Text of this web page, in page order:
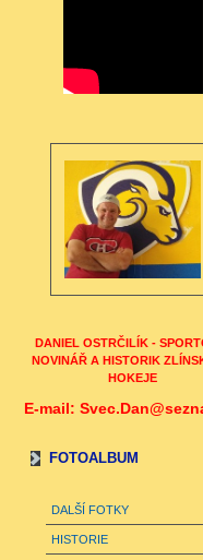
DANIEL OSTRČILÍK -
NOVINÁŘ A HISTORIK
HOKEJE
E-mail:
FOTOALBUM
DALŠÍ FOTKY
HISTORIE